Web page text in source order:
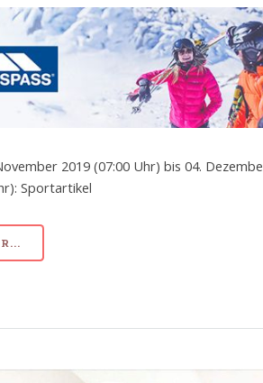
2019 (07:00 Uhr) bis 04.
Sportartikel